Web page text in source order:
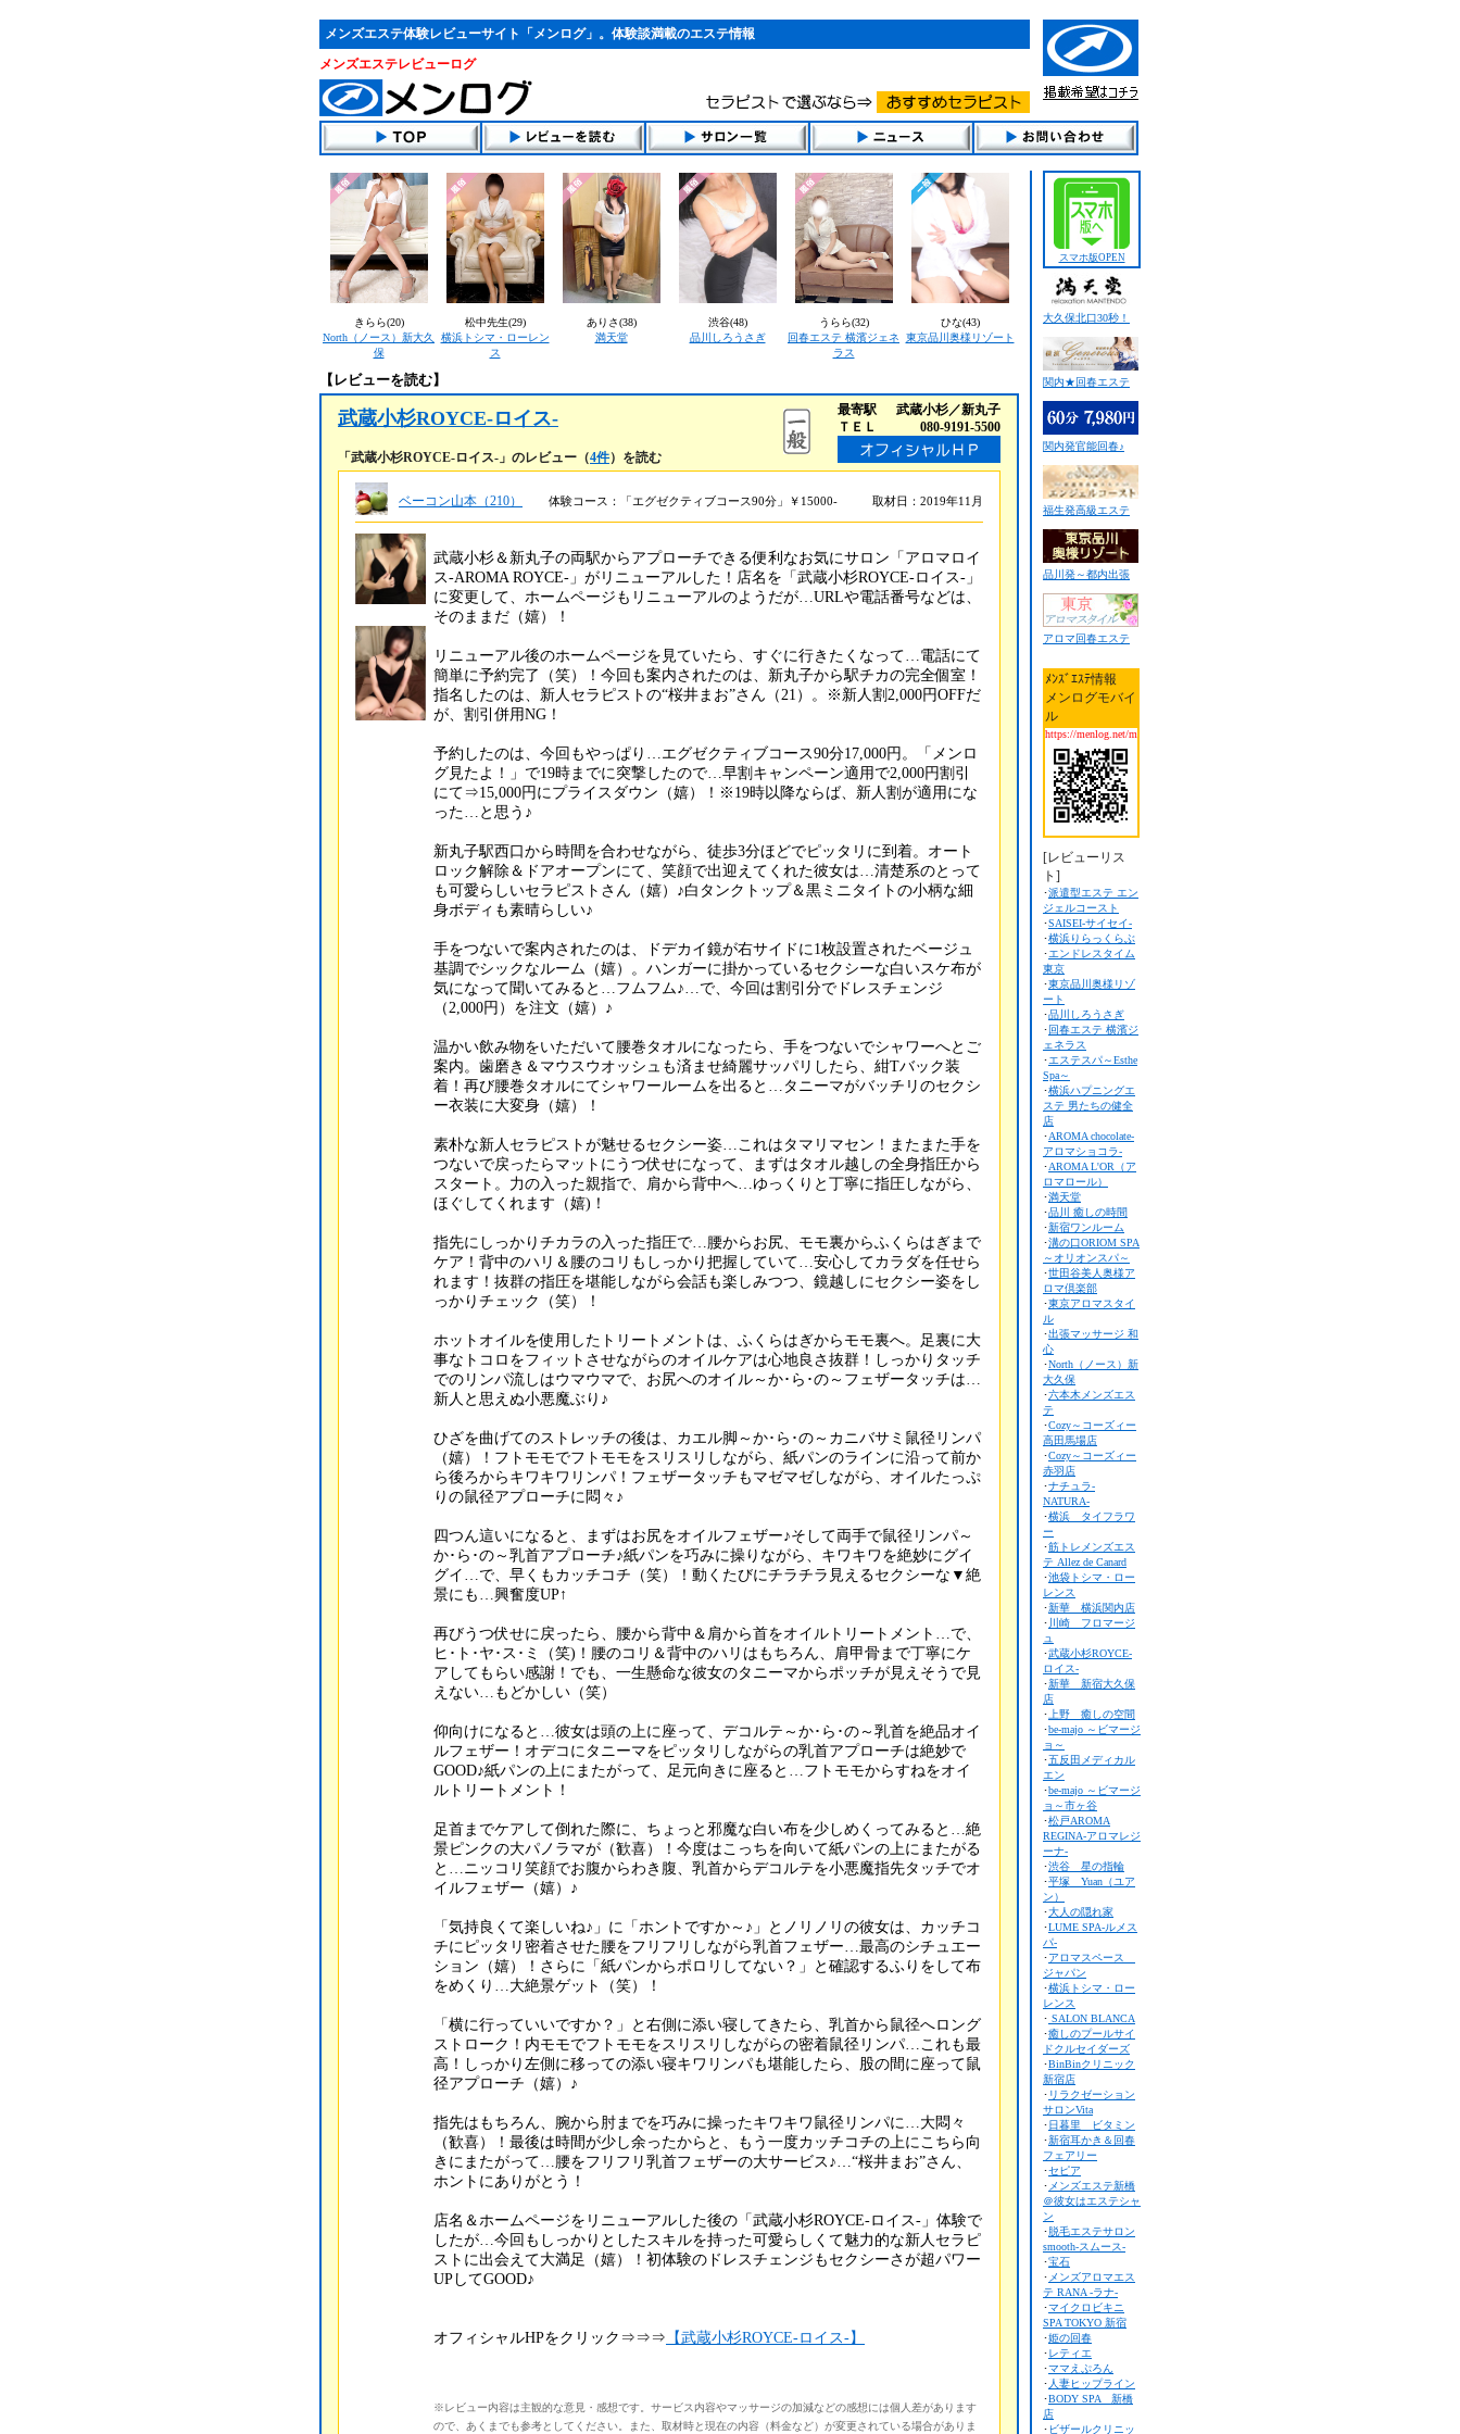
メンズエステ体験レビューサイト「メンログ」。体験談満載のエステ情報
メンズエステレビューログ
きらら(20)
North（ノース）新大久
保
松中先生(29)
横浜トシマ・ローレン
ス
ありさ(38)
満天堂
渋谷(48)
品川しろうさぎ
うらら(32)
回春エステ 横濱ジェネ
ラス
ひな(43)
東京品川奥様リゾート
【レビューを読む】
武蔵小杉ROYCE-ロイス-
最寄駅
ＴＥＬ
武蔵小杉／新丸子
080-9191-5500
「武蔵小杉ROYCE-ロイス-」のレビュー（4件）を読む
ベーコン山本（210） 体験コース：「エグゼクティブコース90分」￥15000- 取材日：2019年11月
武蔵小杉＆新丸子の両駅からアプローチできる便利なお気にサロン「アロマロイ
ス-AROMA ROYCE-」がリニューアルした！店名を「武蔵小杉ROYCE-ロイス-」
に変更して、ホームページもリニューアルのようだが…URLや電話番号などは、
そのままだ（嬉）！
リニューアル後のホームページを見ていたら、すぐに行きたくなって…電話にて
簡単に予約完了（笑）！今回も案内されたのは、新丸子から駅チカの完全個室！
指名したのは、新人セラピストの“桜井まお”さん（21）。※新人割2,000円OFFだ
が、割引併用NG！
予約したのは、今回もやっぱり…エグゼクティブコース90分17,000円。「メンロ
グ見たよ！」で19時までに突撃したので…早割キャンペーン適用で2,000円割引
にて⇒15,000円にプライスダウン（嬉）！※19時以降ならば、新人割が適用にな
った…と思う♪
新丸子駅西口から時間を合わせながら、徒歩3分ほどでピッタリに到着。オート
ロック解除＆ドアオープンにて、笑顔で出迎えてくれた彼女は…清楚系のとって
も可愛らしいセラピストさん（嬉）♪白タンクトップ＆黒ミニタイトの小柄な細
身ボディも素晴らしい♪
手をつないで案内されたのは、ドデカイ鏡が右サイドに1枚設置されたベージュ
基調でシックなルーム（嬉）。ハンガーに掛かっているセクシーな白いスケ布が
気になって聞いてみると…フムフム♪…で、今回は割引分でドレスチェンジ
（2,000円）を注文（嬉）♪
温かい飲み物をいただいて腰巻タオルになったら、手をつないでシャワーへとご
案内。歯磨き＆マウスウオッシュも済ませ綺麗サッパリしたら、紺Tバック装
着！再び腰巻タオルにてシャワールームを出ると…タニーマがバッチリのセクシ
ー衣装に大変身（嬉）！
素朴な新人セラピストが魅せるセクシー姿…これはタマリマセン！またまた手を
つないで戻ったらマットにうつ伏せになって、まずはタオル越しの全身指圧から
スタート。力の入った親指で、肩から背中へ…ゆっくりと丁寧に指圧しながら、
ほぐしてくれます（嬉)！
指先にしっかりチカラの入った指圧で…腰からお尻、モモ裏からふくらはぎまで
ケア！背中のハリ＆腰のコリもしっかり把握していて…安心してカラダを任せら
れます！抜群の指圧を堪能しながら会話も楽しみつつ、鏡越しにセクシー姿をし
っかりチェック（笑）！
ホットオイルを使用したトリートメントは、ふくらはぎからモモ裏へ。足裏に大
事なトコロをフィットさせながらのオイルケアは心地良さ抜群！しっかりタッチ
でのリンパ流しはウマウマで、お尻へのオイル～か･ら･の～フェザータッチは…
新人と思えぬ小悪魔ぶり♪
ひざを曲げてのストレッチの後は、カエル脚～か･ら･の～カニバサミ鼠径リンパ
（嬉）！フトモモでフトモモをスリスリしながら、紙パンのラインに沿って前か
ら後ろからキワキワリンパ！フェザータッチもマゼマゼしながら、オイルたっぷ
りの鼠径アプローチに悶々♪
四つん這いになると、まずはお尻をオイルフェザー♪そして両手で鼠径リンパ～
か･ら･の～乳首アプローチ♪紙パンを巧みに操りながら、キワキワを絶妙にグイ
グイ…で、早くもカッチコチ（笑）！動くたびにチラチラ見えるセクシーな▼絶
景にも…興奮度UP↑
再びうつ伏せに戻ったら、腰から背中＆肩から首をオイルトリートメント…で、
ヒ･ト･ヤ･ス･ミ（笑)！腰のコリ＆背中のハリはもちろん、肩甲骨まで丁寧にケ
アしてもらい感謝！でも、一生懸命な彼女のタニーマからポッチが見えそうで見
えない…もどかしい（笑）
仰向けになると…彼女は頭の上に座って、デコルテ～か･ら･の～乳首を絶品オイ
ルフェザー！オデコにタニーマをピッタリしながらの乳首アプローチは絶妙で
GOOD♪紙パンの上にまたがって、足元向きに座ると…フトモモからすねをオイ
ルトリートメント！
足首までケアして倒れた際に、ちょっと邪魔な白い布を少しめくってみると…絶
景ピンクの大パノラマが（歓喜）！今度はこっちを向いて紙パンの上にまたがる
と…ニッコリ笑顔でお腹からわき腹、乳首からデコルテを小悪魔指先タッチでオ
イルフェザー（嬉）♪
「気持良くて楽しいね♪」に「ホントですか～♪」とノリノリの彼女は、カッチコ
チにピッタリ密着させた腰をフリフリしながら乳首フェザー…最高のシチュエー
ション（嬉）！さらに「紙パンからポロリしてない？」と確認するふりをして布
をめくり…大絶景ゲット（笑）！
「横に行っていいですか？」と右側に添い寝してきたら、乳首から鼠径へロング
ストローク！内モモでフトモモをスリスリしながらの密着鼠径リンパ…これも最
高！しっかり左側に移っての添い寝キワリンパも堪能したら、股の間に座って鼠
径アプローチ（嬉）♪
指先はもちろん、腕から肘までを巧みに操ったキワキワ鼠径リンパに…大悶々
（歓喜）！最後は時間が少し余ったからと、もう一度カッチコチの上にこちら向
きにまたがって…腰をフリフリ乳首フェザーの大サービス♪…“桜井まお”さん、
ホントにありがとう！
店名＆ホームページをリニューアルした後の「武蔵小杉ROYCE-ロイス-」体験で
したが…今回もしっかりとしたスキルを持った可愛らしくて魅力的な新人セラピ
ストに出会えて大満足（嬉）！初体験のドレスチェンジもセクシーさが超パワー
UPしてGOOD♪
オフィシャルHPをクリック⇒⇒⇒ 【武蔵小杉ROYCE-ロイス-】
※レビュー内容は主観的な意見・感想です。サービス内容やマッサージの加減などの感想には個人差があります
ので、あくまでも参考としてください。また、取材時と現在の内容（料金など）が変更されている場合がありま
スマホ版OPEN
大久保北口30秒！
関内★回春エステ
関内発官能回春♪
福生発高級エステ
品川発～都内出張
アロマ回春エステ
ﾒﾝｽﾞｴｽﾃ情報
メンログモバイ
ル
https://menlog.net/m
[レビューリス
ト]
･派遣型エステ エン
ジェルコースト
･SAISEI-サイセイ-
･横浜りらっくらぶ
･エンドレスタイム
東京
･東京品川奥様リゾ
ート
･品川しろうさぎ
･ 回春エステ 横濱ジ
ェネラス
･エステスパ～Esthe
Spa～
･横浜ハプニングエ
ステ 男たちの健全
店
･AROMA chocolate-
アロマショコラ-
･AROMA L'OR（ア
ロマロール）
･満天堂
･品川 癒しの時間
･新宿ワンルーム
･溝の口ORIOM SPA
～オリオンスパ～
･世田谷美人奥様ア
ロマ倶楽部
･東京アロマスタイ
ル
･出張マッサージ 和
心
･North（ノース）新
大久保
･六本木メンズエス
テ
･Cozy～コーズィー
高田馬場店
･Cozy～コーズィー
赤羽店
･ナチュラ-
NATURA-
･横浜 タイフラワ
ー
･筋トレメンズエス
テ Allez de Canard
･池袋トシマ・ロー
レンス
･新華 横浜関内店
･ 川崎 フロマージ
ュ
･武蔵小杉ROYCE-
ロイス-
･新華 新宿大久保
店
･ 上野 癒しの空間
･be-majo ～ビマージ
ョ～
･五反田メディカル
エン
･be-majo ～ビマージ
ョ～市ヶ谷
･松戸AROMA
REGINA-アロマレジ
ーナ-
･渋谷 星の指輪
･平塚 Yuan（ユア
ン）
･大人の隠れ家
･LUME SPA-ルメス
パ-
･アロマスペース
ジャパン
･横浜トシマ・ロー
レンス
･ SALON BLANCA
･癒しのプールサイ
ドクルセイダーズ
･BinBinクリニック
新宿店
･ リラクゼーション
サロンVita
･日暮里 ビタミン
･新宿耳かき＆回春
フェアリー
･セピア
･ メンズエステ新橋
＠彼女はエステシャ
ン
･脱毛エステサロン
smooth-スムース-
･宝石
･ メンズアロマエス
テ RANA -ラナ-
･マイクロビキニ
SPA TOKYO 新宿
･姫の回春
･レティエ
･ママえぷろん
･ 人妻ヒップライン
･BODY SPA 新橋
店
･ ビザールクリニッ